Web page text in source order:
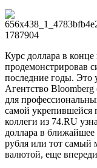
Курс доллара в
продемонстрировав
последние годы. Это
Агентство
для
самой
коллеги из 74.RU
доллара в
рубля или тот самый
валютой, еще